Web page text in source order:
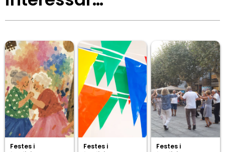
Festes i
Festes i
Festes i